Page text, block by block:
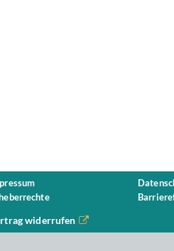
widerrufen